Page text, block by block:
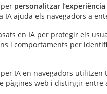
personalitzar
ajuda els navegadors a
en IA per protegir els
i comportaments per
IA en navegadors utilitzen
pàgines web i distingir